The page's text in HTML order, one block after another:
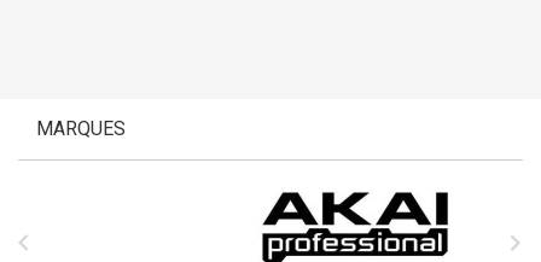
MARQUES
 